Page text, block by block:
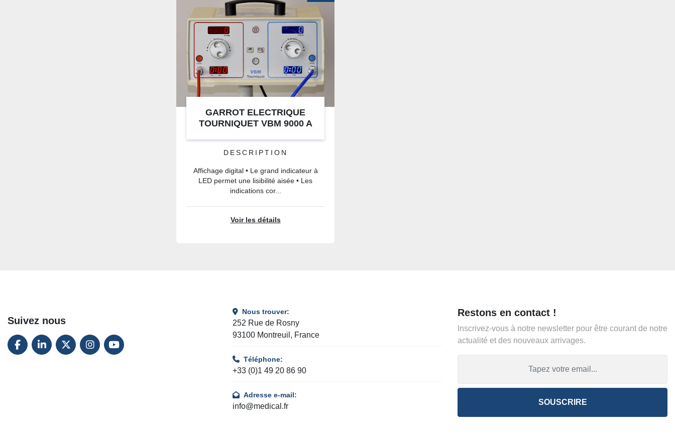
GARROT ELECTRIQUE
TOURNIQUET VBM 9000 A
DESCRIPTION
Affichage digital • Le grand indicateur à
LED permet une lisibilité aisée • Les
indications cor...
Voir les détails
Suivez nous
FACEBOOK
LINKEDINTWITTERINSTAGRAM
YOUTUBE
Nous trouver:
252 Rue de Rosny
93100 Montreuil, France
Téléphone:
+33 (0)1 49 20 86 90
Adresse e-mail:
info@medical.fr
Restons en contact !
Inscrivez-vous à notre newsletter pour être courant de notre
actualité et des nouveaux arrivages.
SOUSCRIRE